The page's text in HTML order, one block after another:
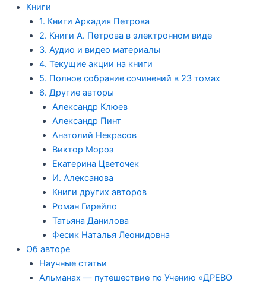
Книги
1. Книги Аркадия Петрова
2. Книги А. Петрова в электронном виде
3. Аудио и видео материалы
4. Текущие акции на книги
5. Полное собрание сочинений в 23 томах
6. Другие авторы
Александр Клюев
Александр Пинт
Анатолий Некрасов
Виктор Мороз
Екатерина Цветочек
И. Алексанова
Книги других авторов
Роман Гирейло
Татьяна Данилова
Фесик Наталья Леонидовна
Об авторе
Научные статьи
Альманах — путешествие по Учению «ДРЕВО